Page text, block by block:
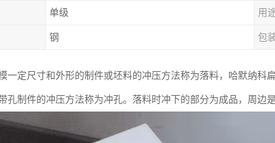
单级 用
钢 包
一定尺寸和外形的制件或坯料的冲压方法称为落料，哈默纳科
孔制件的冲压方法称为冲孔。落料时冲下的部分为成品，周边